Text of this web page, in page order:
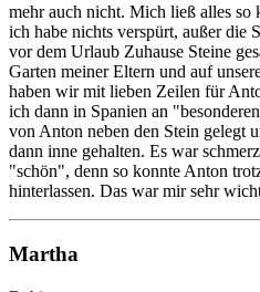
mehr auch nicht. Mich ließ alles so
ich habe nichts verspürt, außer die
vor dem Urlaub Zuhause Steine
Garten meiner Eltern und auf
haben wir mit lieben Zeilen für
ich dann in Spanien an
von Anton neben den Stein gelegt
dann inne gehalten. Es war
"schön", denn so konnte Anton
hinterlassen. Das war mir sehr
Martha